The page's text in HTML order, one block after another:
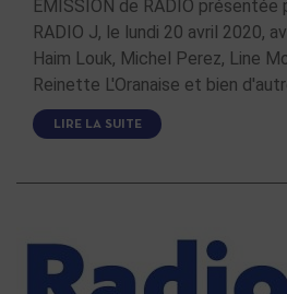
ÉMISSION de RADIO présentée
RADIO J, le lundi 20 avril 2020,
Haim Louk, Michel Perez, Line
Reinette L'Oranaise et bien
LIRE LA SUITE